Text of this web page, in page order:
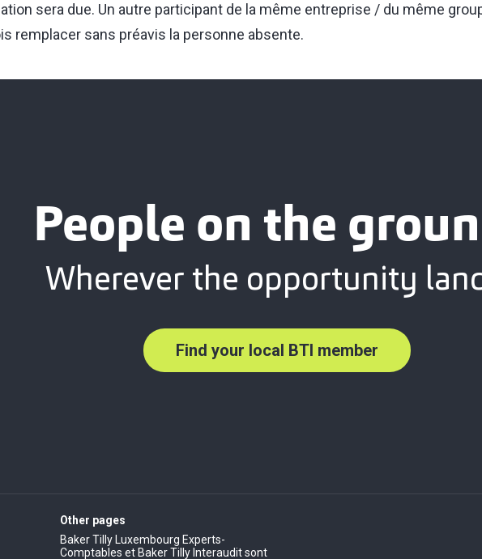
sera due. Un autre participant de la même entreprise / du même
remplacer sans préavis la personne absente.
People on the
Wherever the opportunity
Find your local BTI member
Other pages
Baker Tilly Luxembourg Experts-
Comptables et Baker Tilly Interaudit sont